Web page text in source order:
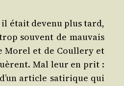
était deve­nu plus tard,
sou­vent de mau­vais
Morel et de Coul­le­ry et
Mal leur en prit :
article sati­rique qui